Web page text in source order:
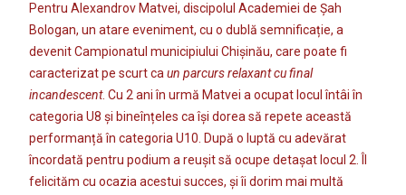
Pentru Alexandrov Matvei, discipolul Academiei de Șah
Bologan, un atare eveniment, cu o dublă semnificație, a
devenit Campionatul municipiului Chișinău, care poate fi
caracterizat pe scurt caun parcurs relaxant cu final
incandescent. Cu 2 ani în urmă Matvei a ocupat locul întâi în
categoria U8 și bineînțeles ca își dorea să repete această
performanță în categoria U10. După o luptă cu adevărat
încordată pentru podium a reușit să ocupe detașat locul 2. Îl
felicităm cu ocazia acestui succes, și îi dorim mai multă